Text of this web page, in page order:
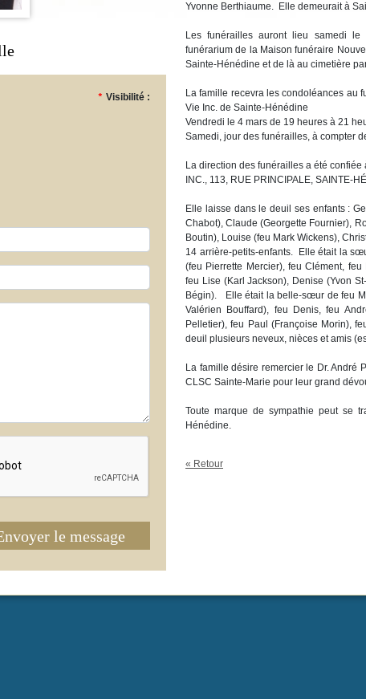
* Visibilité :
le message
Yvonne Berthiaume. Elle demeurait à
Les funérailles auront lieu samedi
funérarium de la Maison funéraire
Sainte-Hénédine et de là au cimetière
La famille recevra les condoléances au
Vie Inc. de Sainte-Hénédine
Vendredi le 4 mars de 19 heures à 21
Samedi, jour des funérailles, à compter
La direction des funérailles a été
INC., 113, RUE PRINCIPALE, SAINTE-
Elle laisse dans le deuil ses enfants :
Chabot), Claude (Georgette Fournier),
Boutin), Louise (feu Mark Wickens),
14 arrière-petits-enfants. Elle était la
(feu Pierrette Mercier), feu Clément,
feu Lise (Karl Jackson), Denise (Yvon
Bégin). Elle était la belle-sœur de feu
Valérien Bouffard), feu Denis, feu
Pelletier), feu Paul (Françoise Morin),
deuil plusieurs neveux, nièces et amis
La famille désire remercier le Dr. André
CLSC Sainte-Marie pour leur grand
Toute marque de sympathie peut se
Hénédine.
« Retour